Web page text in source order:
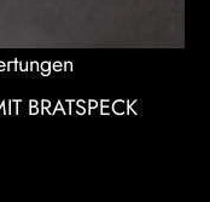
BRATSPECK